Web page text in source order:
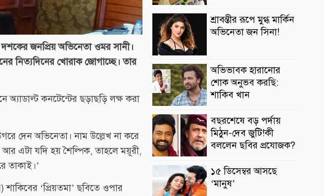
জনপ্রিয় অভিনেতা ওমর সানী।
নিত্যদিনের খোরাক জোগাচ্ছে। তার
অ্যাডাল্ট কনটেন্টের ছড়াছড়ি লক্ষ করা
দেন অভিনেতা। নাম উল্লেখ না করে
আর এটা যদি হয় শৈল্পিক, তাহলে ময়ূরী,
তাকাই।’
‘প্রিয়তমা’ ছবিতে ওপার
শ্রাবন্তীর রূপে মুগ্ধ মার্কিন
অভিনেতা জন সিনা!
অভিভাবক হারানোর
শোক অনুভব করছি:
শাকিব খান
বছরশেষে বড় পর্দায়
মিঠুন-দেব জুটি!কী
বললেন ছবির প্রযোজক?
১৫ ডিসেম্বর আসছে
‘মানুষ’